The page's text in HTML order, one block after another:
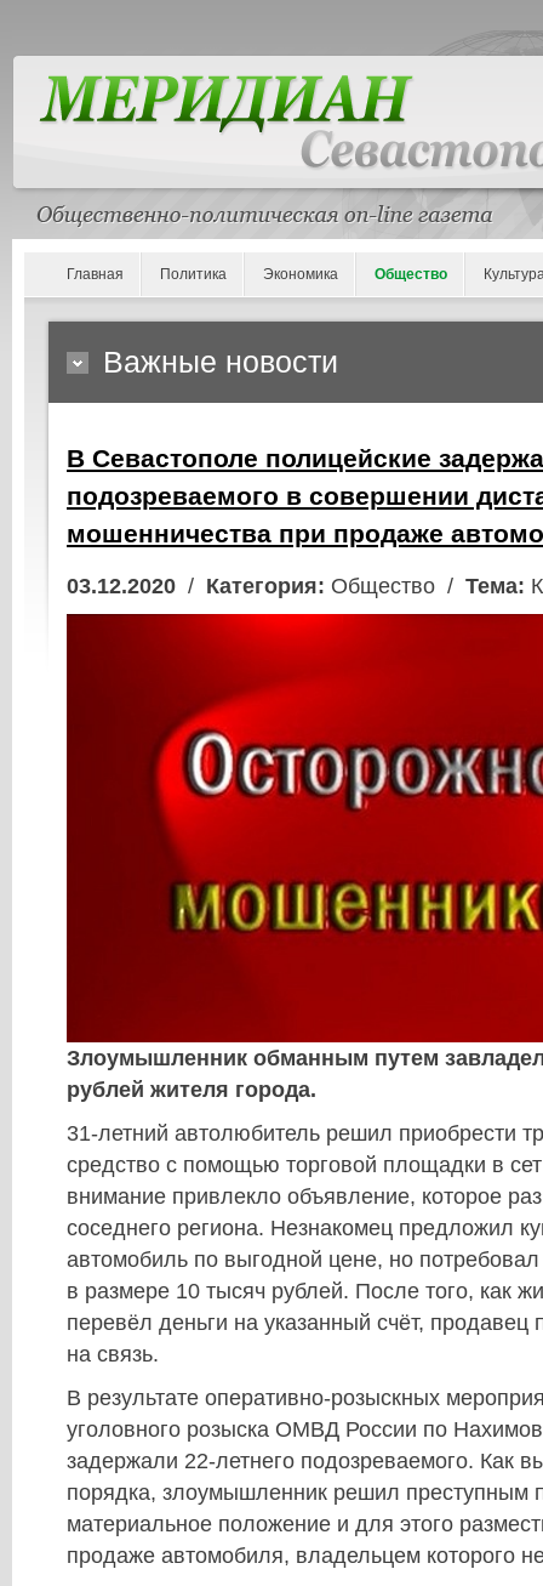
Главная Политика Экономика Общество
Важные новости
В Севастополе полицейские
подозреваемого в совершении
мошенничества при продаже
03.12.2020 / Категория: Общество / Тема:
Злоумышленник обманным путем
рублей жителя города.
31-летний автолюбитель решил приобрести
средство с помощью торговой площадки в
внимание привлекло объявление, которое
соседнего региона. Незнакомец предложил
автомобиль по выгодной цене, но
в размере 10 тысяч рублей. После того, как
перевёл деньги на указанный счёт, продавец
на связь.
В результате оперативно-розыскных
уголовного розыска ОМВД России по
задержали 22-летнего подозреваемого. Как
порядка, злоумышленник решил преступным
материальное положение и для этого
продаже автомобиля, владельцем которого